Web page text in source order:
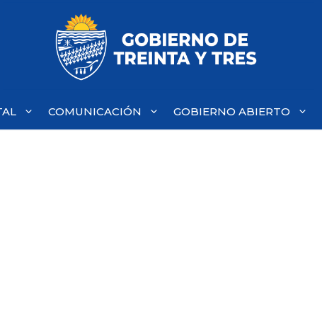
COMUNICACIÓN GOBIERNO ABIERTO